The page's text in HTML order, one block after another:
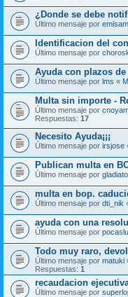
¿Donde se debe
Último mensaje por
Identificacion del
Último mensaje por
Ayuda con plazos
Último mensaje por lms «
Multa sin importe -
Último mensaje por
Respuestas: 17
Necesito Ayuda¡¡¡
Último mensaje por irsjose
Publican multa en
Último mensaje por
multa en bop.
Último mensaje por dti_nik
ayuda con una
Último mensaje por
Todo muy raro,
Último mensaje por matuki
Respuestas: 1
recaudacion
Último mensaje por